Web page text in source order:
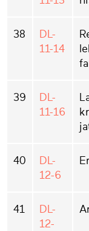
38
DL-
11-14
39
DL-
11-16
40
DL-
12-6
41
DL-
12-